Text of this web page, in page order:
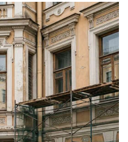
У покинувшего РФ
Семена Слепакова
нашли еще две
квартиры в Москве
Полина Гагарина
показала фигуру в
бикини во время
прогулки на яхте в